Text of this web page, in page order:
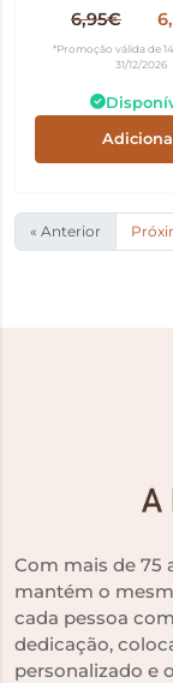
6,95€
*Promoção válida de
31/12/2026
« Anterior
Com mais de 75
mantém o
cada pessoa
dedicação,
personalizado e